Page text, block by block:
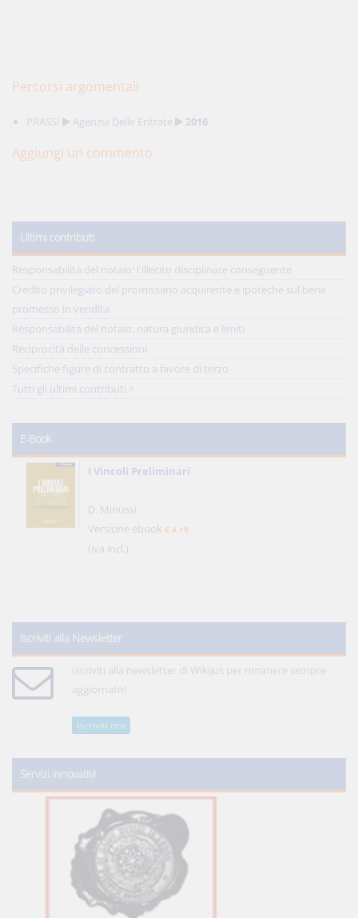
Percorsi argomentali
PRASSI Agenzia Delle Entrate 2016
Aggiungi un commento
Ultimi contributi
Responsabilità del notaio: l'illecito disciplinare conseguente
Credito privilegiato del promissario acquirente e ipoteche sul bene
promesso in vendita
Responsabilità del notaio: natura giuridica e limiti
Reciprocità delle concessioni
Specifiche figure di contratto a favore di terzo
Tutti gli ultimi contributi >
E-Book
I Vincoli Preliminari
D. Minussi
Versione ebook € 4,19
(iva incl.)
Iscriviti alla Newsletter
Iscriviti alla newsletter di WikiJus per rimanere sempre
aggiornato!
Iscriviti ora
Servizi innovativi